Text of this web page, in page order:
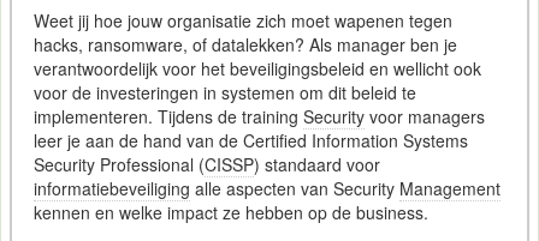
Weet jij hoe jouw organisatie zich moet wapenen tegen
hacks, ransomware, of datalekken? Als manager ben je
verantwoordelijk voor het beveiligingsbeleid en wellicht ook
voor de investeringen in systemen om dit beleid te
implementeren. Tijdens de training Securityvoor managers
leer je aan de hand van de Certified Information Systems
Security Professional (CISSP) standaard voor
informatiebeveiliging alle aspecten van Security Management
kennen en welke impact ze hebben op de business.